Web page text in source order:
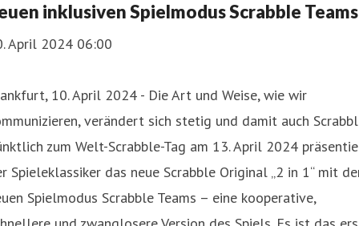
inklusiven Spielmodus Scrabble Teams
April 2024 06:00
10. April 2024 - Die Art und Weise, wie wir
verändert sich stetig und damit auch
zum Welt-Scrabble-Tag am 13. April 2024
Spieleklassiker das neue Scrabble Original „2 in 1“ mit
Spielmodus Scrabble Teams – eine kooperative,